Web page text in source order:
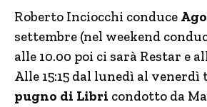
Roberto Inciocchi conduce
settembre (nel weekend
alle 10.00 poi ci sarà Restar e
Alle 15:15 dal lunedì al venerdì
pugno di Libri condotto da